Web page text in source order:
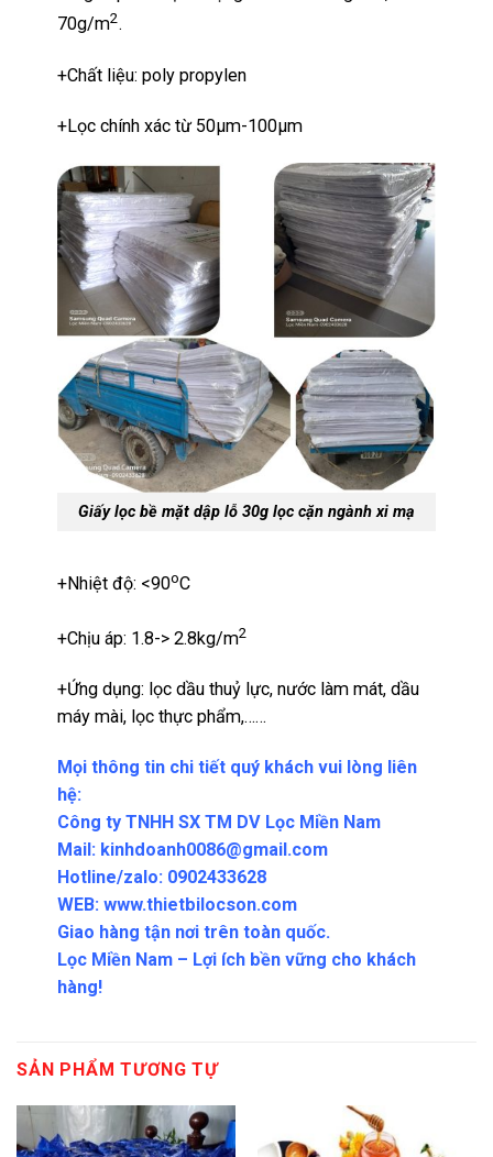
70g/m2.
+Chất liệu: poly propylen
+Lọc chính xác từ 50µm-100µm
Giấy lọc bề mặt dập lỗ 30g lọc cặn ngành xi mạ
+Nhiệt độ: <90oC
+Chịu áp: 1.8-> 2.8kg/m2
+Ứng dụng: lọc dầu thuỷ lực, nước làm mát, dầu
máy mài, lọc thực phẩm,……
Mọi thông tin chi tiết quý khách vui lòng liên
hệ:
Công ty TNHH SX TM DV Lọc Miền Nam
Mail: kinhdoanh0086@gmail.com
Hotline/zalo: 0902433628
WEB: www.thietbilocson.com
Giao hàng tận nơi trên toàn quốc.
Lọc Miền Nam – Lợi ích bền vững cho khách
hàng!
SẢN PHẨM TƯƠNG TỰ